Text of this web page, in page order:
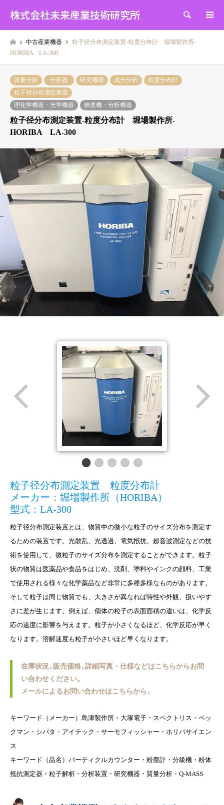
株式会社未来産業技術研究所 検索
中古産業機器
粒子径分布測定装置-粒度分布計 堀場製作所-
HORIBA LA-300
質量分析 分析器 研究機器 成分分析
粒度分布計
粒子径分布測定装置
理化学機器・光学機器
検査機・分析機器
粒子径分布測定装置-粒度分布計 堀場製作所-
HORIBA LA-300
粒子径分布測定装置 粒度分布計
メーカー：堀場製作所（HORIBA）
型式：LA-300
粒子径分布測定装置とは、物質中の微小な粒子のサイズ分布を測定す
るための装置です。光散乱、光透過、電気抵抗、超音波測定などの技
術を使用して、微粒子のサイズ分布を測定することができます。粒子
状の物質は医薬品や食品をはじめ、洗剤、塗料やインクの顔料、工業
で使用される様々な化学薬品など非常に多種多様なものがあります。
そして粒子は同じ物質でも、大きさが異なれば特性や外観、扱いやす
さに差が生じます。例えば、個体の粒子の表面面積の違いは、化学反
応の速度に影響を与えます。粒子が小さくなるほど、化学反応が早く
なります。溶解速度も粒子が小さいほど早くなります。
在庫状況,販売価格,詳細写真・仕様などはこちらからお問
い合わせください。
メールによるお問い合わせはこちらから。
キーワード（メーカー）島津製作所・大塚電子・スペクトリス・ベッ
クマン・シバタ・アイテック・サーモフィッシャー・ホリバサイエン
ス
キーワード（品名）パーティクルカウンター・粉塵計・分級機・粉体
抵抗測定器・粒子解析・分析装置・研究機器・質量分析・Q-MASS